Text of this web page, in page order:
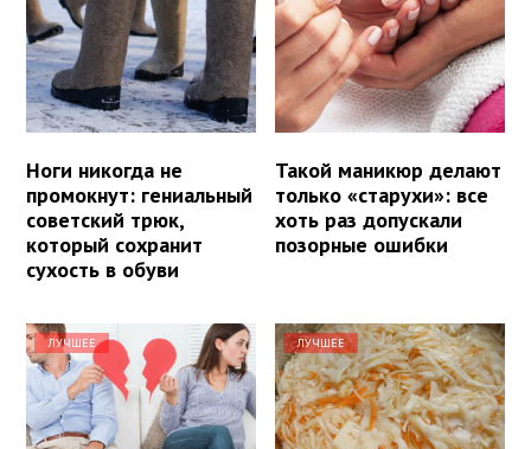
Ноги никогда не
промокнут: гениальный
советский трюк,
который сохранит
сухость в обуви
Такой маникюр делают
только «старухи»: все
хоть раз допускали
позорные ошибки
ЛУЧШЕЕ ЛУЧШЕЕ